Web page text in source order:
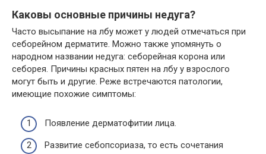
Каковы основные причины недуга?
Часто высыпание на лбу может у людей отмечаться при
себорейном дерматите. Можно также упомянуть о
народном названии недуга: себорейная корона или
себорея. Причины красных пятен на лбу у взрослого
могут быть и другие. Реже встречаются патологии,
имеющие похожие симптомы:
Появление дерматофитии лица.
Развитие себопсориаза, то есть сочетания